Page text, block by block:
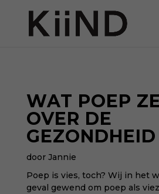
WAT POEP
OVER DE
GEZONDHEID
door Jannie
Poep is vies, toch? Wij in het
geval gewend om poep als